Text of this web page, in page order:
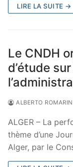
LIRE LA SUITE →
Le CNDH
d’étude
ALBERTO ROMARIN
ALGER – La
thème d’une
Alger, par le